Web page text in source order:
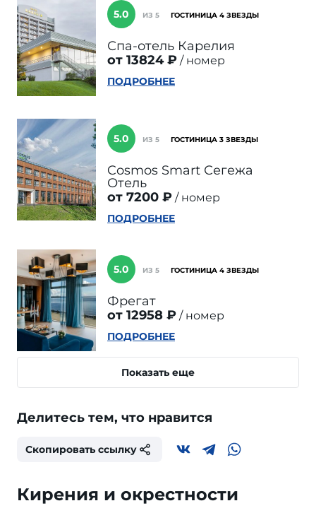
5.0 ИЗ 5 ГОСТИНИЦА 4 ЗВЕЗДЫ
Спа-отель Карелия
от 13824 ₽
номер
ПОДРОБНЕЕ
5.0 ИЗ 5 ГОСТИНИЦА 3 ЗВЕЗДЫ
Cosmos Smart Сегежа
Отель
от 7200 ₽
номер
ПОДРОБНЕЕ
5.0 ИЗ 5 ГОСТИНИЦА 4 ЗВЕЗДЫ
Фрегат
от 12958 ₽
номер
ПОДРОБНЕЕ
Показать еще
Делитесь тем, что нравится
Скопировать ссылку
Кирения и окрестности